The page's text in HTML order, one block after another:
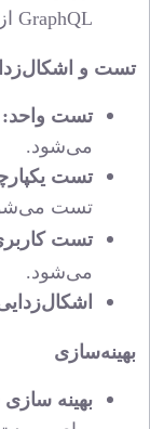
GraphQL از جمله روش‌های رایج انتقال داده هستند.
تست و
تست واحد:
می‌شود.
تست
تست
تست
می‌شود.
بهینه‌سازی
بهینه‌